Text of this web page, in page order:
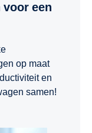
op maat
en
samen!